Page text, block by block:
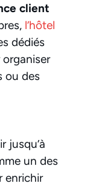
client
l’hôtel
dédiés
ou des
jusqu’à
un des
enrichir